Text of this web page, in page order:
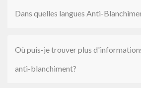
Dans quelles langues Anti-
Où puis-je trouver plus
anti-blanchiment?